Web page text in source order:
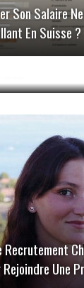
Son Salaire
En Suisse ?
De
Recrutement
Une